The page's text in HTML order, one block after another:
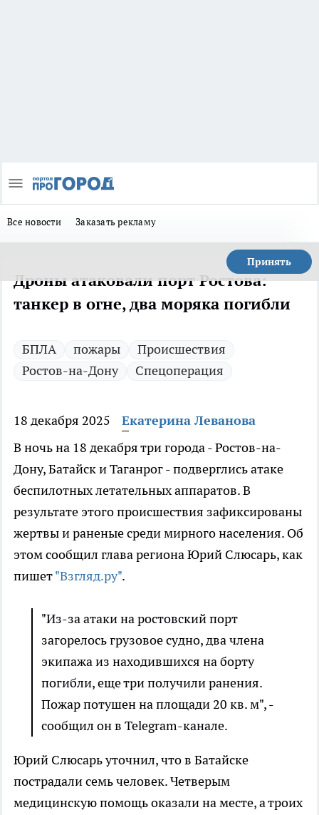
Все новости Заказать рекламу
Принять
Дроны атаковали порт Ростова:
танкер в огне, два моряка погибли
БПЛА пожары
Происшествия
Ростов-на-Дону
Спецоперация
18 декабря 2025
Екатерина Леванова
В ночь на 18 декабря три города - Ростов-на-
Дону, Батайск и Таганрог - подверглись атаке
беспилотных летательных аппаратов. В
результате этого происшествия зафиксированы
жертвы и раненые среди мирного населения. Об
этом сообщил глава региона Юрий Слюсарь, как
пишет"Взгляд.ру".
"Из-за атаки на ростовский порт
загорелось грузовое судно, два члена
экипажа из находившихся на борту
погибли, еще три получили ранения.
Пожар потушен на площади 20 кв. м", -
сообщил он в Telegram-канале.
Юрий Слюсарь уточнил, что в Батайске
пострадали семь человек. Четверым
медицинскую помощь оказали на месте, а троих